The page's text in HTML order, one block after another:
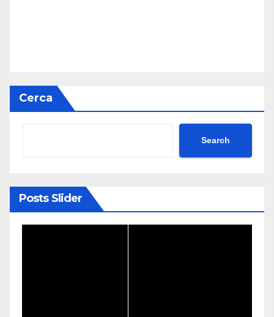
Cerca
Search
Posts Slider